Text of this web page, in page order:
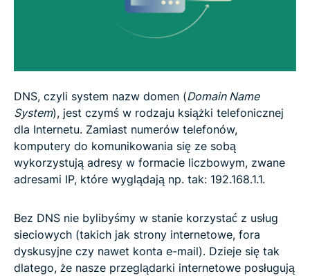
DNS, czyli system nazw domen (Domain Name
System), jest czymś w rodzaju książki telefonicznej
dla Internetu. Zamiast numerów telefonów,
komputery do komunikowania się ze sobą
wykorzystują adresy w formacie liczbowym, zwane
adresami IP, które wyglądają np. tak: 192.168.1.1.
Bez DNS nie bylibyśmy w stanie korzystać z usług
sieciowych (takich jak strony internetowe, fora
dyskusyjne czy nawet konta e-mail). Dzieje się tak
dlatego, że nasze przeglądarki internetowe posługują